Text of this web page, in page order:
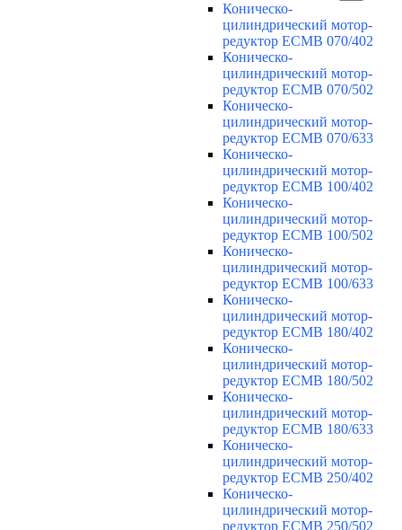
Коническо-
цилиндрический мотор-
редуктор ECMB 070/402
Коническо-
цилиндрический мотор-
редуктор ECMB 070/502
Коническо-
цилиндрический мотор-
редуктор ECMB 070/633
Коническо-
цилиндрический мотор-
редуктор ECMB 100/402
Коническо-
цилиндрический мотор-
редуктор ECMB 100/502
Коническо-
цилиндрический мотор-
редуктор ECMB 100/633
Коническо-
цилиндрический мотор-
редуктор ECMB 180/402
Коническо-
цилиндрический мотор-
редуктор ECMB 180/502
Коническо-
цилиндрический мотор-
редуктор ECMB 180/633
Коническо-
цилиндрический мотор-
редуктор ECMB 250/402
Коническо-
цилиндрический мотор-
редуктор ECMB 250/502